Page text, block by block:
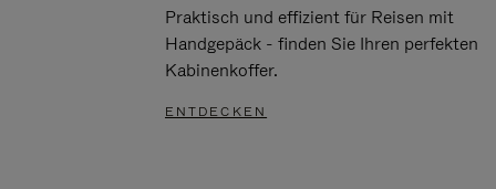
Praktisch und effizient für Reisen mit
Handgepäck - finden Sie Ihren perfekten
Kabinenkoffer.
ENTDECKEN